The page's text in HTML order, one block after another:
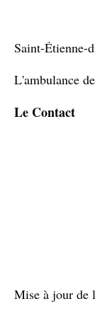
Saint-Étienne-
L'ambulance
Le Contact
Mise à jour de